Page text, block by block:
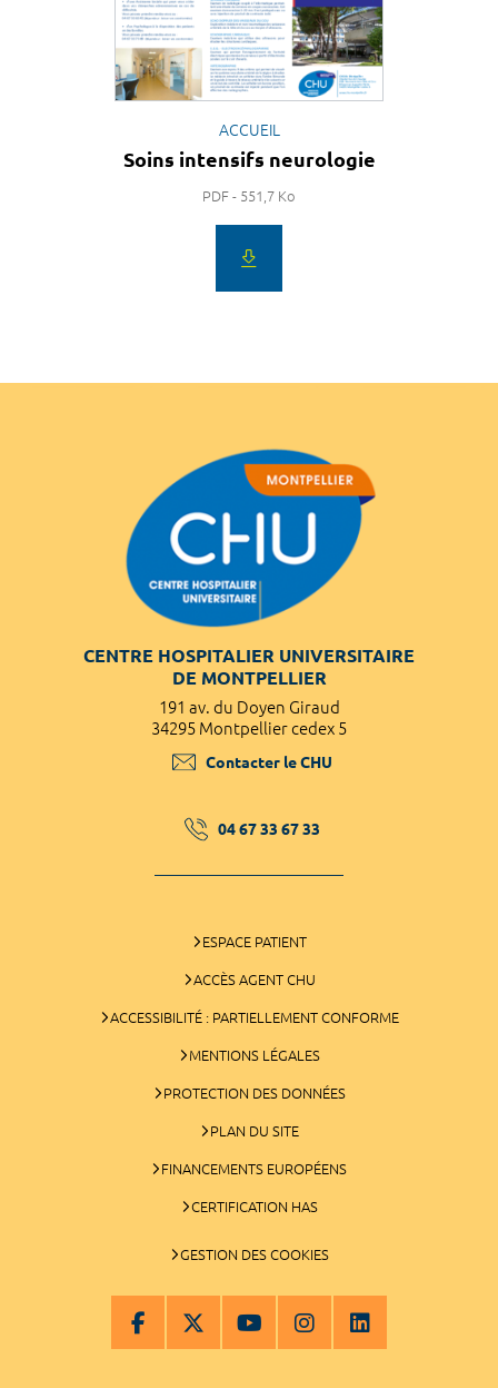
ACCUEIL
Soins intensifs neurologie
PDF - 551,7 Ko
CENTRE HOSPITALIER UNIVERSITAIRE
DE MONTPELLIER
191 av. du Doyen Giraud
34295 Montpellier cedex 5
Contacter le CHU
04 67 33 67 33
ESPACE PATIENT
ACCÈS AGENT CHU
ACCESSIBILITÉ : PARTIELLEMENT CONFORME
MENTIONS LÉGALES
PROTECTION DES DONNÉES
PLAN DU SITE
FINANCEMENTS EUROPÉENS
CERTIFICATION HAS
GESTION DES COOKIES